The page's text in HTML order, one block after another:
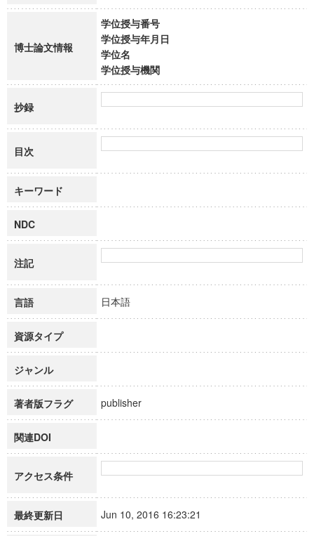
博士論文情報
学位授与番号
学位授与年月日
学位名
学位授与機関
抄録
目次
キーワード
NDC
注記
言語 日本語
資源タイプ
ジャンル
著者版フラグ publisher
関連DOI
アクセス条件
最終更新日 Jun 10, 2016 16:23:21